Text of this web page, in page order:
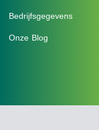
Bedrijfsgegevens
Onze Blog